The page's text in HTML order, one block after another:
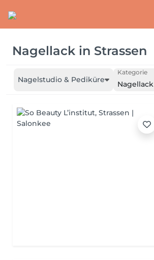
Nagellack in Strassen
Nagelstudio & Pediküre
Kategorie
Nagellack